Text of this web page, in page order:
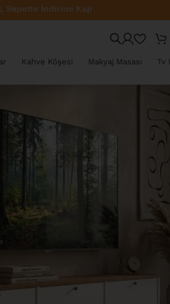
Sepette İndirimi Kap
Kahve Köşesi Makyaj Masası Tv